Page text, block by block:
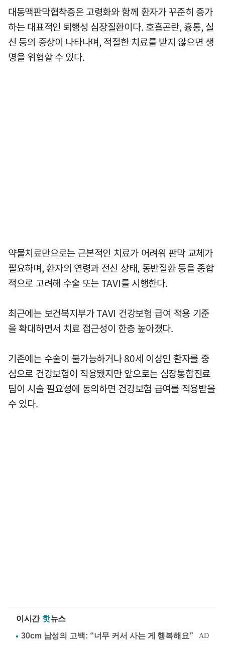
대동맥판막협착증은 고령화와 함께 환자가 꾸준히 증가
하는 대표적인 퇴행성 심장질환이다. 호흡곤란, 흉통, 실
신 등의 증상이 나타나며, 적절한 치료를 받지 않으면 생
명을 위협할 수 있다.
약물치료만으로는 근본적인 치료가 어려워 판막 교체가
필요하며, 환자의 연령과 전신 상태, 동반질환 등을 종합
적으로 고려해 수술 또는 TAVI를 시행한다.
최근에는 보건복지부가 TAVI 건강보험 급여 적용 기준
을 확대하면서 치료 접근성이 한층 높아졌다.
기존에는 수술이 불가능하거나 80세 이상인 환자를 중
심으로 건강보험이 적용됐지만 앞으로는 심장통합진료
팀이 시술 필요성에 동의하면 건강보험 급여를 적용받을
수 있다.
이시간 핫뉴스